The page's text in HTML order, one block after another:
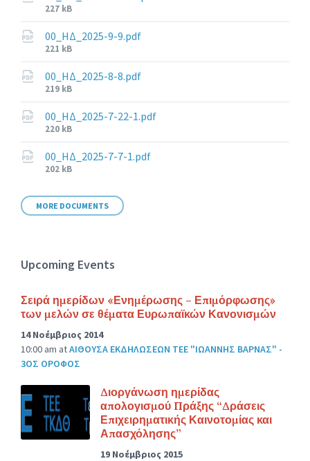
File
size:
227 kB
00_ΗΔ_2025-9-9.pdf
File
size:
221 kB
00_ΗΔ_2025-8-8.pdf
File
size:
219 kB
00_ΗΔ_2025-7-22-1.pdf
File
size:
220 kB
00_ΗΔ_2025-7-7-1.pdf
File
202 kB
MORE DOCUMENTS
Upcoming Events
Σειρά ημερίδων «Ενημέρωσης – Επιμόρφωσης»
των μελών σε θέματα Ευρωπαϊκών Κανονισμών
14 Νοέμβριος 2014
10:00 am atΑΙΘΟΥΣΑ ΕΚΔΗΛΩΣΕΩΝ ΤΕΕ "ΙΩΑΝΝΗΣ ΒΑΡΝΑΣ" -
3ΟΣ ΟΡΟΦΟΣ
Διοργάνωση ημερίδας
απολογισμού Πράξης “Δράσεις
Επιχειρηματικής Καινοτομίας και
Απασχόλησης”
19 Νοέμβριος 2015